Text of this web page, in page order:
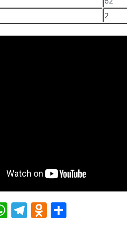
2
WhatsApp
Telegram
Odnoklassniki